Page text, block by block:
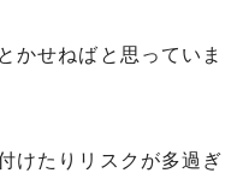
かせねばと思っていま
けたりリスクが多過ぎ